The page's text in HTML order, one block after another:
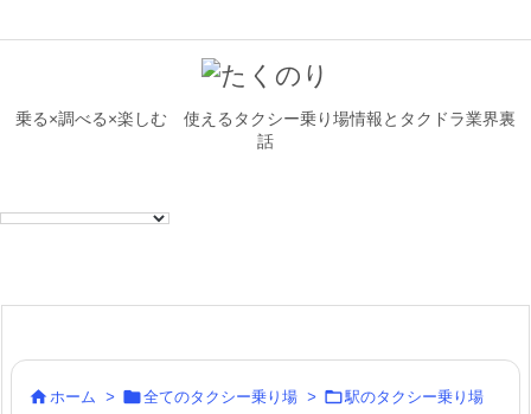
乗る×調べる×楽しむ 使えるタクシー乗り場情報とタクドラ業界裏
話
 ホーム > 全てのタクシー乗り場 > 駅のタクシー乗り場